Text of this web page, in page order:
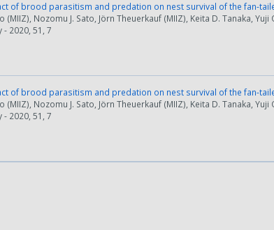
of brood parasitism and predation on nest survival of the fan-
(MIIZ), Nozomu J. Sato, Jörn Theuerkauf (MIIZ), Keita D. Tanaka,
- 2020, 51, 7
of brood parasitism and predation on nest survival of the fan-
(MIIZ), Nozomu J. Sato, Jörn Theuerkauf (MIIZ), Keita D. Tanaka,
- 2020, 51, 7